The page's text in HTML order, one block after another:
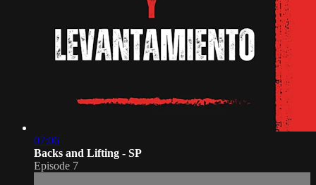
07:06
Backs and Lifting - SP
Episode 7